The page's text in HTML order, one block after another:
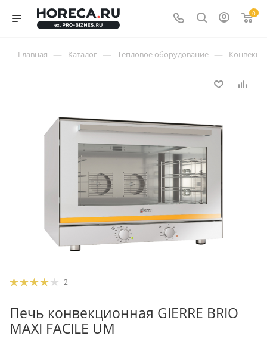
0
Главная — Каталог — Тепловое оборудование —
2
Печь конвекционная GIERRE BRIO
MAXI FACILE UM